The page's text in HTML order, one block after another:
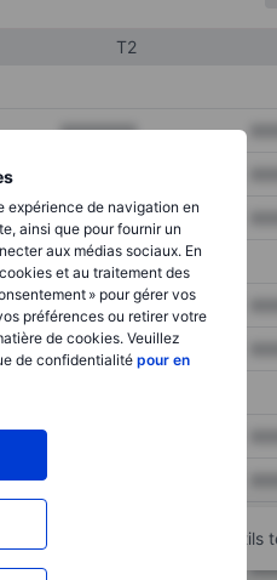
expérience de navigation en
ainsi que pour fournir un
aux médias sociaux. En
et au traitement des
» pour gérer vos
préférences ou retirer votre
de cookies. Veuillez
de confidentialité pour en
T2
XXXXXXX
XXXXXXX
XXXXXXX
XXXXXXX
pour accéder à d’autres outils